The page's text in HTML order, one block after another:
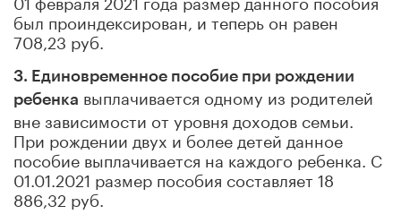
был проиндексирован, и теперь он равен
708,23 руб.
3. Единовременное пособие при рождении
ребенка выплачивается одному из родителей
вне зависимости от уровня доходов семьи.
При рождении двух и более детей данное
пособие выплачивается на каждого ребенка. С
01.01.2021 размер пособия составляет 18
886,32 руб.